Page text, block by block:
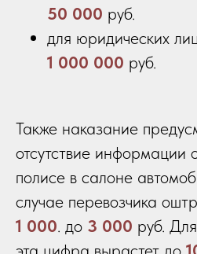
50 000 руб.
для юридических
1 000 000 руб.
Также наказание
отсутствие информации
полисе в салоне
случае перевозчика
1 000. до 3 000 руб.
эта цифра вырастет до